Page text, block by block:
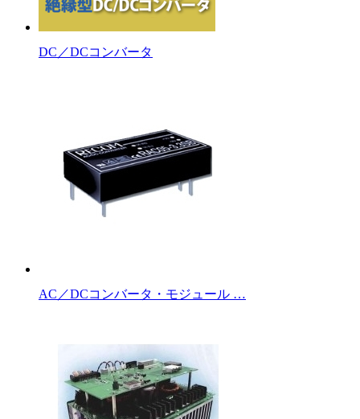
DC／DCコンバータ
AC／DCコンバータ・モジュール …